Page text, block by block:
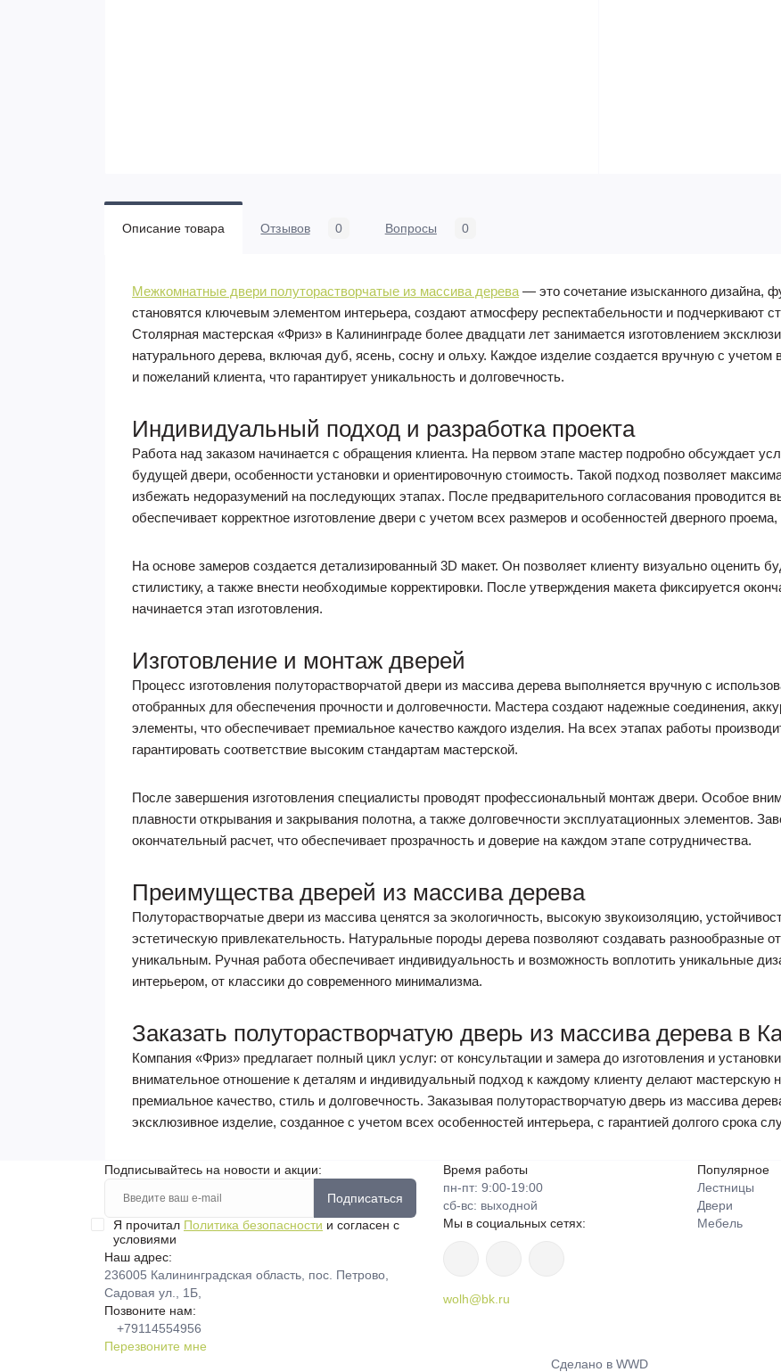
Описание товара Отзывов 0 Вопросы 0
Межкомнатные двери полуторастворчатые из массива дерева — это сочетание изысканного дизайна,
становятся ключевым элементом интерьера, создают атмосферу респектабельности и подчеркивают
Столярная мастерская «Фриз» в Калининграде более двадцати лет занимается изготовлением
натурального дерева, включая дуб, ясень, сосну и ольху. Каждое изделие создается вручную с
и пожеланий клиента, что гарантирует уникальность и долговечность.
Индивидуальный подход и разработка проекта
Работа над заказом начинается с обращения клиента. На первом этапе мастер подробно обсуждает
будущей двери, особенности установки и ориентировочную стоимость. Такой подход позволяет
избежать недоразумений на последующих этапах. После предварительного согласования проводится
обеспечивает корректное изготовление двери с учетом всех размеров и особенностей дверного
На основе замеров создается детализированный 3D макет. Он позволяет клиенту визуально оценить
стилистику, а также внести необходимые корректировки. После утверждения макета фиксируется
начинается этап изготовления.
Изготовление и монтаж дверей
Процесс изготовления полуторастворчатой двери из массива дерева выполняется вручную с
отобранных для обеспечения прочности и долговечности. Мастера создают надежные соединения,
элементы, что обеспечивает премиальное качество каждого изделия. На всех этапах работы
гарантировать соответствие высоким стандартам мастерской.
После завершения изготовления специалисты проводят профессиональный монтаж двери. Особое
плавности открывания и закрывания полотна, а также долговечности эксплуатационных элементов.
окончательный расчет, что обеспечивает прозрачность и доверие на каждом этапе сотрудничества.
Преимущества дверей из массива дерева
Полуторастворчатые двери из массива ценятся за экологичность, высокую звукоизоляцию,
эстетическую привлекательность. Натуральные породы дерева позволяют создавать разнообразные
уникальным. Ручная работа обеспечивает индивидуальность и возможность воплотить уникальные
интерьером, от классики до современного минимализма.
Заказать полуторастворчатую дверь из массива дерева в
Компания «Фриз» предлагает полный цикл услуг: от консультации и замера до изготовления и
внимательное отношение к деталям и индивидуальный подход к каждому клиенту делают мастерскую
премиальное качество, стиль и долговечность. Заказывая полуторастворчатую дверь из массива
эксклюзивное изделие, созданное с учетом всех особенностей интерьера, с гарантией долгого срока
Подписывайтесь на новости и акции:
Подписаться
Я прочитал Политика безопасности и согласен с
условиями
Наш адрес:
236005 Калининградская область, пос. Петрово,
Садовая ул., 1Б,
Позвоните нам:
+79114554956
Перезвоните мне
Время работы
пн-пт: 9:00-19:00
сб-вс: выходной
Мы в социальных сетях:
wolh@bk.ru
Популярное
Лестницы
Двери
Мебель
Cделано в WWD